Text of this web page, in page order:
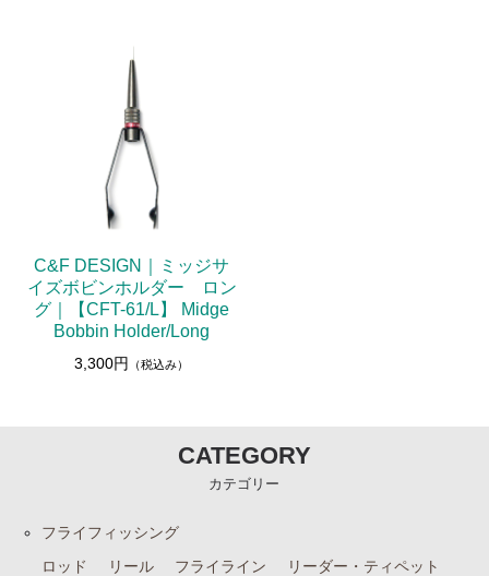
C&F DESIGN｜ミッジサ
イズボビンホルダー ロン
グ｜【CFT-61/L】 Midge
Bobbin Holder/Long
3,300円 （税込み）
CATEGORY
カテゴリー
フライフィッシング
ロッド
リール フライライン
リーダー・ティペット